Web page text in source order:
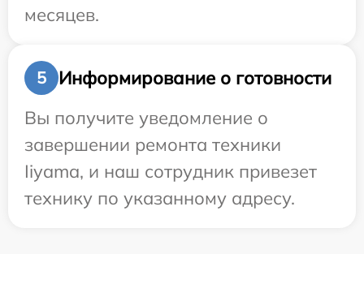
месяцев.
5
Информирование о готовности
Вы получите уведомление о
завершении ремонта техники
Iiyama, и наш сотрудник привезет
технику по указанному адресу.